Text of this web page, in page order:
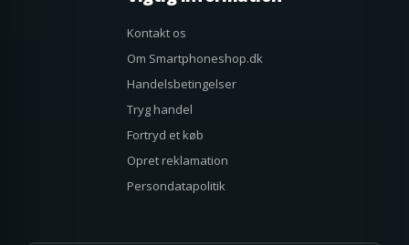
Kontakt os
Om Smartphoneshop.dk
Handelsbetingelser
Tryg handel
Fortryd et køb
Opret reklamation
Persondatapolitik